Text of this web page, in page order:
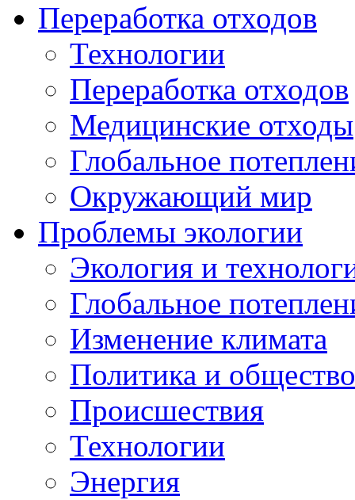
Переработка отходов
Технологии
Переработка отходов
Медицинские отходы
Глобальное
Окружающий мир
Проблемы экологии
Экология и
Глобальное
Изменение климата
Политика и общество
Происшествия
Технологии
Энергия